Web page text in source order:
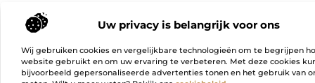
Uw privacy is belangrijk voor ons
Wij gebruiken cookies en vergelijkbare technologieën om te begrijpen
website gebruikt en om uw ervaring te verbeteren. Met deze cookies
bijvoorbeeld gepersonaliseerde advertenties tonen en het gebruik van